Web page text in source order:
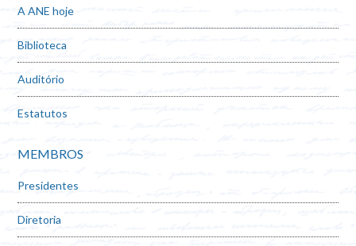
A ANE hoje
Biblioteca
Auditório
Estatutos
MEMBROS
Presidentes
Diretoria